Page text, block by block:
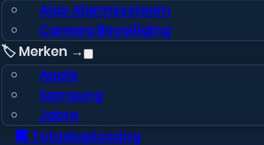
Ajax Alarmsysteem
Camera Beveiliging
🏷️ Merken →
Apple
Samsung
Jabra
🏢 Totaaloplossing